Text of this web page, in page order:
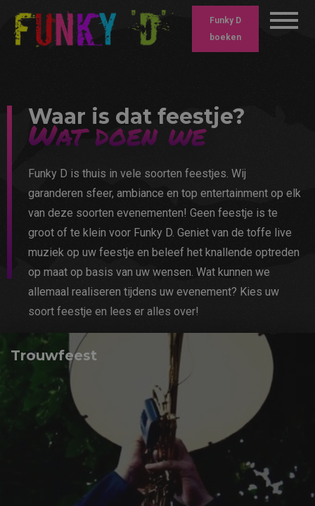
Funky D
boeken
Waar is dat feestje?
Wat doen we
Funky D is thuis in vele soorten feestjes. Wij
garanderen sfeer, ambiance en top entertainment op elk
van deze soorten evenementen! Geen feestje is te
groot of te klein voor Funky D. Geniet van de toffe live
muziek op uw feestje en beleef het knallende optreden
op maat op basis van uw wensen. Wat kunnen we
allemaal realiseren tijdens uw evenement? Kies uw
soort feestje en lees er alles over!
Trouwfeest